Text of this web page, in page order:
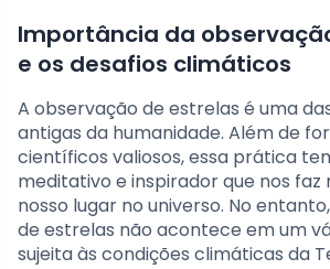
Importância da
e os desafios climáticos
A observação de estrelas é uma
antigas da humanidade. Além de
científicos valiosos, essa prática
meditativo e inspirador que nos
nosso lugar no universo. No
de estrelas não acontece em um
sujeita às condições climáticas da